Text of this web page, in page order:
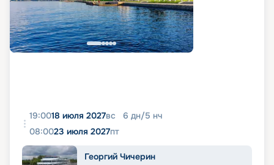
19:0018 июля 2027вс 6 дн/5 нч
08:0023 июля 2027пт
Георгий Чичерин